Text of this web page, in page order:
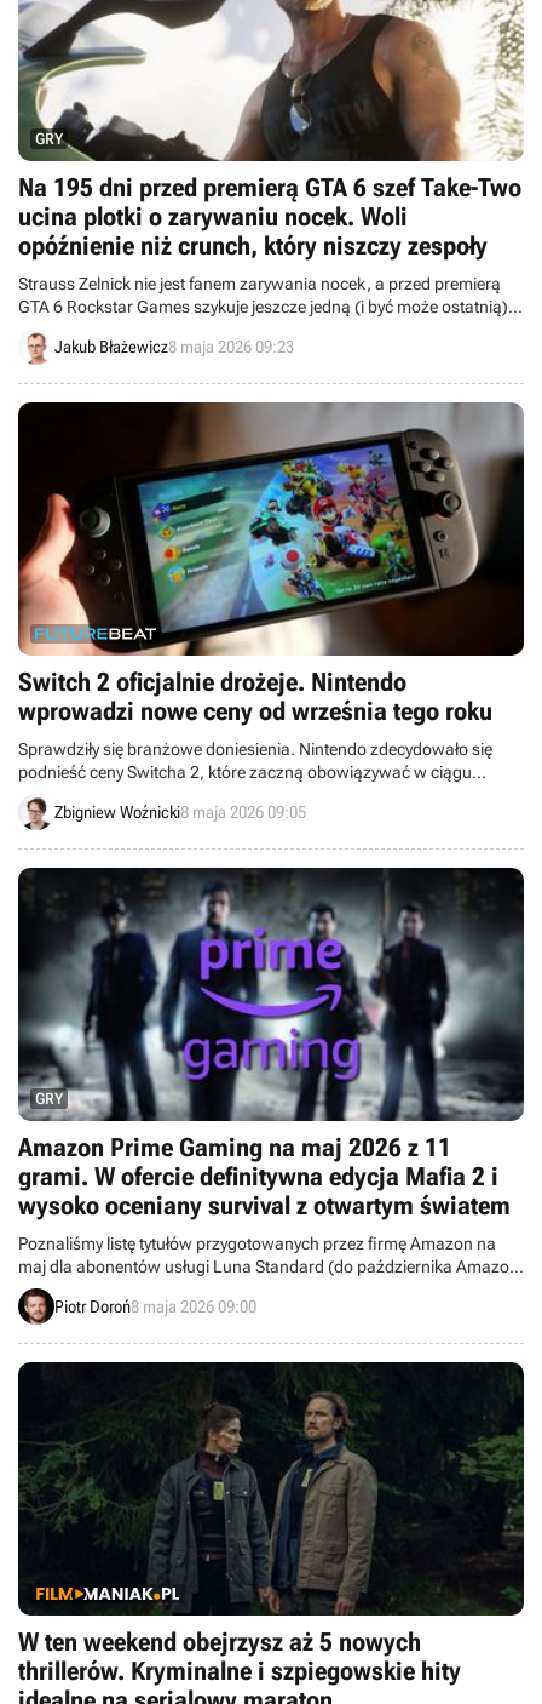
GRY
Na 195 dni przed premierą GTA 6 szef Take-Two
ucina plotki o zarywaniu nocek. Woli
opóźnienie niż crunch, który niszczy zespoły
Strauss Zelnick nie jest fanem zarywania nocek, a przed premierą
GTA 6 Rockstar Games szykuje jeszcze jedną (i być może ostatnią)
„nową ekscytującą aktualizację” Grand Theft Auto Online.
Jakub Błażewicz8 maja 2026 09:23
Switch 2 oficjalnie drożeje. Nintendo
wprowadzi nowe ceny od września tego roku
Sprawdziły się branżowe doniesienia. Nintendo zdecydowało się
podnieść ceny Switcha 2, które zaczną obowiązywać w ciągu
najbliższych kilku miesięcy.
Zbigniew Woźnicki8 maja 2026 09:05
GRY
Amazon Prime Gaming na maj 2026 z 11
grami. W ofercie definitywna edycja Mafia 2 i
wysoko oceniany survival z otwartym światem
Poznaliśmy listę tytułów przygotowanych przez firmę Amazon na
maj dla abonentów usługi Luna Standard (do października Amazon
Prime Gaming). Najważniejsze z nich to Mafia 2: Edycja Definitywna
i Survival: Fountain of Youth.
Piotr Doroń8 maja 2026 09:00
W ten weekend obejrzysz aż 5 nowych
thrillerów. Kryminalne i szpiegowskie hity